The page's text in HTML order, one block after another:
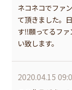
ネコネコでファ
て頂きました。
す‼︎願ってるフ
い致します。
2020.04.15